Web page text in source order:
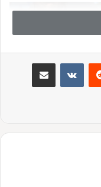
‫رددیت ‫VKontakteاشتراک گذاری از طریق ایمیل